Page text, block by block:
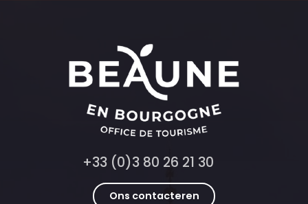
+33 (0)3 80 26 21 30
Ons contacteren